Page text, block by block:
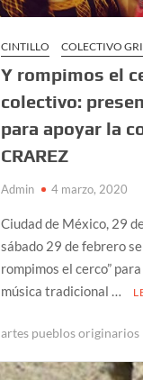
CINTILLO COLECTIVO
Y rompimos el
colectivo:
para apoyar la
CRAREZ
Admin 4 marzo, 2020
Ciudad de México, 29
sábado 29 de febrero
rompimos el cerco”
música tradicional …
artes pueblos originarios